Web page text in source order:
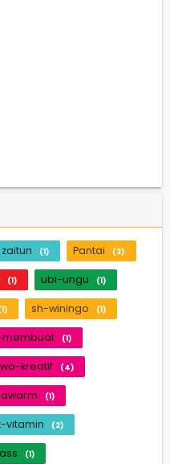
zaitun (1) Pantai (2)
(1) ubi-ungu (1)
sh-winingo (1)
(1)
kreatif (4)
(1)
vitamin (2)
(1)